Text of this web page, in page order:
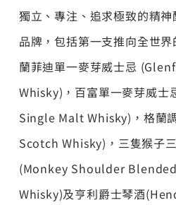
獨立、專注、追求極致的精
品牌，包括第一支推向全世
蘭菲迪單一麥芽威士忌
Whisky)，百富單一麥芽威士
Single Malt Whisky)，格蘭
Scotch Whisky)，三隻猴子
(Monkey Shoulder
Whisky)及亨利爵士琴酒